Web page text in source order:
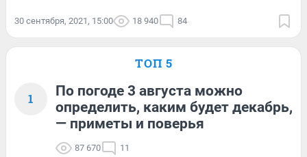
30 сентября, 2021, 15:00 18 940 84
ТОП 5
1
По погоде 3 августа можно
определить, каким будет декабрь,
— приметы и поверья
87 670 11